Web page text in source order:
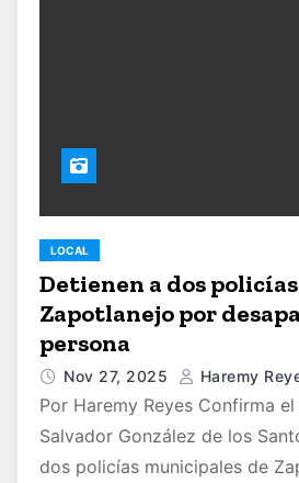
LOCAL
Detienen a dos
Zapotlanejo por
persona
Nov 27, 2025 Haremy
Por Haremy Reyes Confirma
Salvador González de los
dos policías municipales de